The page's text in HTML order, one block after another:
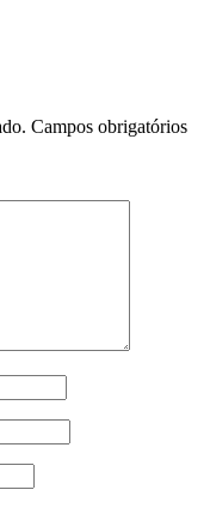
Campos obrigatórios